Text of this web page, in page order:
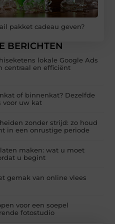
pakket cadeau geven?
BERICHTEN
lokale Google Ads
centraal en efficiënt
of binnenkat? Dezelfde
voor uw kat
zonder strijd: zo houd
in een onrustige periode
maken: wat u moet
u begint
gemak van online vlees
voor een soepel
fotostudio